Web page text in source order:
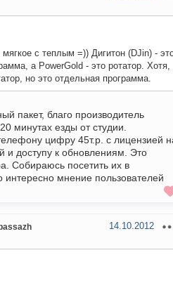
мягкое с теплым =)) Дигитон (DJin) -
а PowerGold - это ротатор. Хотя,
но это отдельная программа.
пакет, благо производитель
минутах езды от студии.
цифру 45т.р. с лицензией
и доступу к обновлениям. Это
Собираюсь посетить их в
мнение пользователей
14.10.2012